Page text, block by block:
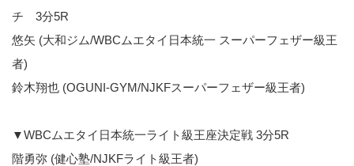
チ 3分5R
悠矢 (大和ジム/WBCムエタイ日本統一 スーパーフェザー級王
者)
鈴木翔也 (OGUNI-GYM/NJKFスーパーフェザー級王者)
▼WBCムエタイ日本統一ライト級王座決定戦 3分5R
階勇弥 (健心塾/NJKFライト級王者)